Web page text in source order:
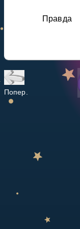
НАВЧАЛЬНИЙ ПЛАН
Правда
Попер.